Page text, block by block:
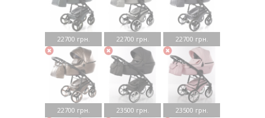
22700 грн. 22700 грн. 22700 грн.
22700 грн. 23500 грн. 23500 грн.